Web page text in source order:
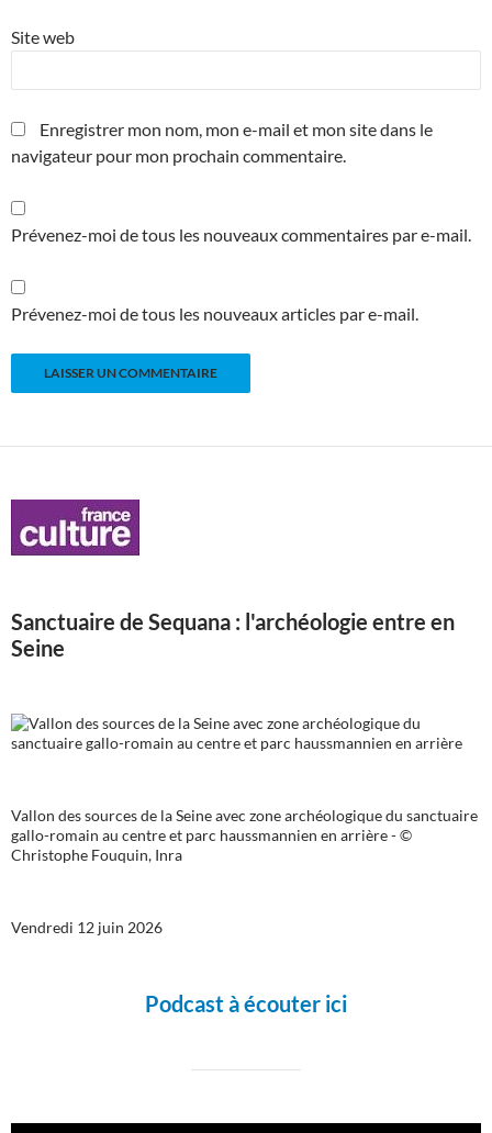
Site web
Enregistrer mon nom, mon e-mail et mon site dans le
navigateur pour mon prochain commentaire.
Prévenez-moi de tous les nouveaux commentaires par e-mail.
Prévenez-moi de tous les nouveaux articles par e-mail.
Sanctuaire de Sequana : l'archéologie entre en
Seine
Vallon des sources de la Seine avec zone archéologique du sanctuaire
gallo-romain au centre et parc haussmannien en arrière - ©
Christophe Fouquin, Inra
Vendredi 12 juin 2026
Podcast à écouter ici